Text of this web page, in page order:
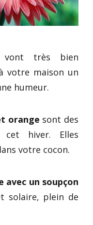
vont très bien
votre maison un
humeur.
orange sont des
hiver. Elles
votre cocon.
avec un soupçon
solaire, plein de